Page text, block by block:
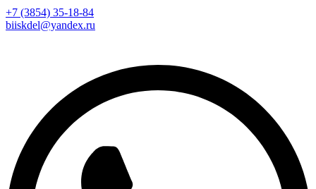
+7 (3854) 35-18-84
biiskdel@yandex.ru